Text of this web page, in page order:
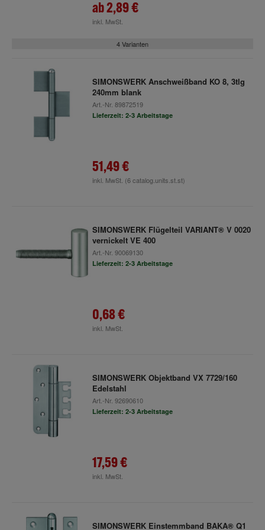
ab2,89 €
inkl. MwSt.
4 Varianten
SIMONSWERK Anschweißband KO 8, 3tlg
240mm blank
Art.-Nr. 89872519
Lieferzeit: 2-3 Arbeitstage
51,49 €
inkl. MwSt. (6 catalog.units.st.st)
SIMONSWERK Flügelteil VARIANT® V 0020
vernickelt VE 400
Art.-Nr. 90069130
Lieferzeit: 2-3 Arbeitstage
0,68 €
inkl. MwSt.
SIMONSWERK Objektband VX 7729/160
Edelstahl
Art.-Nr. 92690610
Lieferzeit: 2-3 Arbeitstage
17,59 €
inkl. MwSt.
SIMONSWERK Einstemmband BAKA® Q1